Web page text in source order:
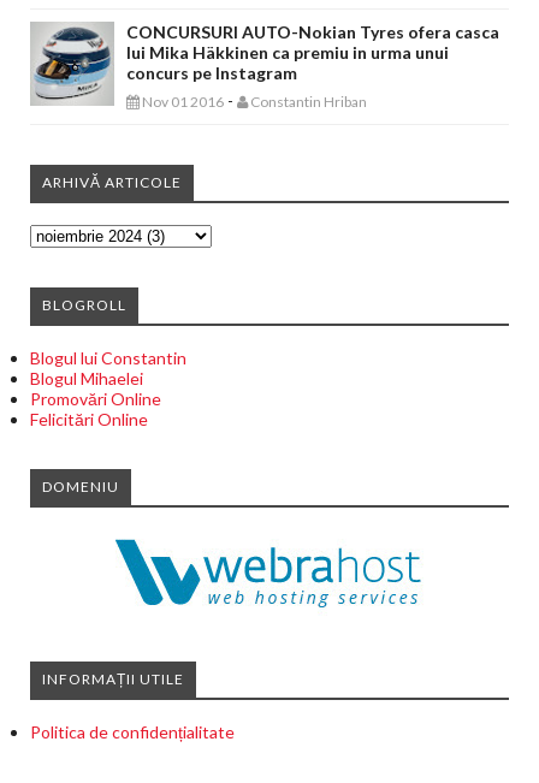
CONCURSURI AUTO-Nokian Tyres ofera casca
lui Mika Häkkinen ca premiu in urma unui
concurs pe Instagram
Nov 01 2016 - Constantin Hriban
ARHIVĂ ARTICOLE
BLOGROLL
Blogul lui Constantin
Blogul Mihaelei
Promovări Online
Felicitări Online
DOMENIU
INFORMAȚII UTILE
Politica de confidențialitate